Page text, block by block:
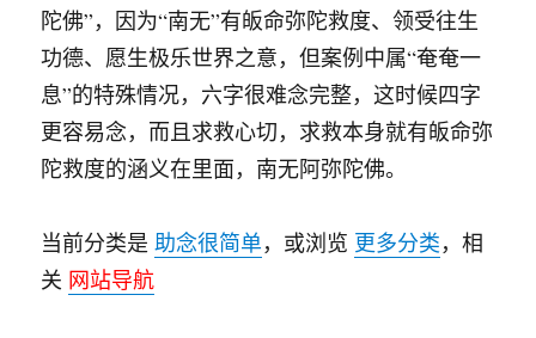
陀佛”，因为“南无”有皈命弥陀救度、领受往生
功德、愿生极乐世界之意，但案例中属“奄奄一
息”的特殊情况，六字很难念完整，这时候四字
更容易念，而且求救心切，求救本身就有皈命弥
陀救度的涵义在里面，南无阿弥陀佛。
当前分类是助念很简单，或浏览 更多分类，相
关 网站导航